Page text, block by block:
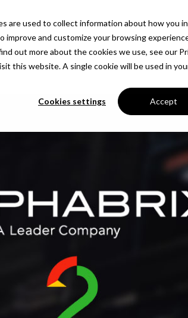
are used to collect information about how you
and customize your browsing
out more about the cookies we use, see our
this website. A single cookie will be used in
Cookies settings Accept
Productos Soluciones